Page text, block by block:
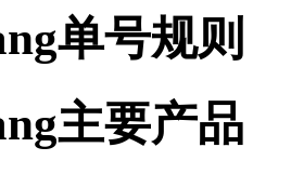
单号规则
主要产品